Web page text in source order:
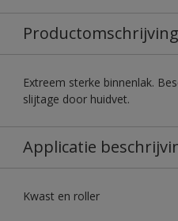
Productomschrijving
Extreem sterke binnenlak.
slijtage door huidvet.
Applicatie
Kwast en roller